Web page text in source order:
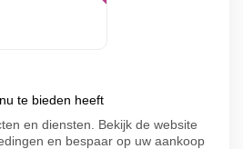
te bieden heeft
en diensten. Bekijk de website
en bespaar op uw aankoop